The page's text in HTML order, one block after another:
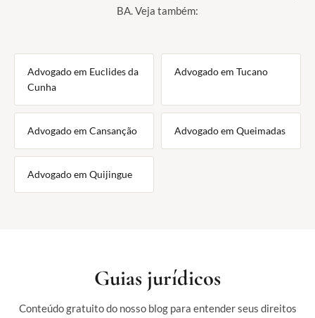
BA. Veja também:
Advogado em Euclides da
Cunha
Advogado em Tucano
Advogado em Cansanção Advogado em Queimadas
Advogado em Quijingue
Guias jurídicos
Conteúdo gratuito do nosso blog para entender seus direitos